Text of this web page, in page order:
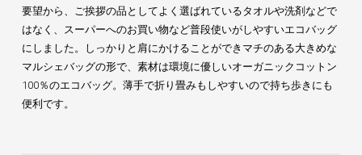
要望から、ご挨拶の品としてよく選ばれているタオルや洗剤などで
はなく、スーパーへのお買い物など普段使いがしやすいエコバッグ
にしました。しっかりと肩にかけることができマチのある大きめな
マルシェバッグの形で、素材は環境に優しいオーガニックコットン
100％のエコバッグ。薄手で折り畳みもしやすいので持ち歩きにも
便利です。